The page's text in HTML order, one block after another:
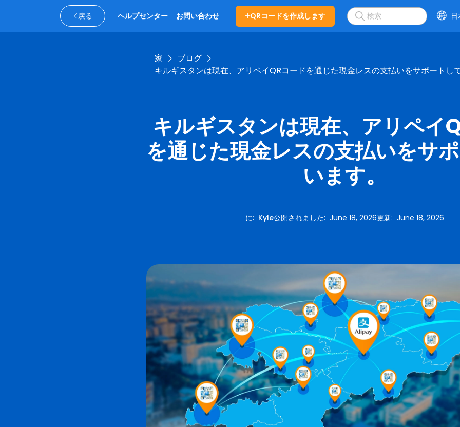
戻る ヘルプセンター お問い合わせ QRコードを作成します
家
ブログ
キルギスタンは現在、アリペイQRコードを通じた現金レスの支払いをサポートし
キルギスタンは現在、アリペイ
を通じた現金レスの支払いをサ
います。
に: Kyle公開されました:June 18, 2026更新:June 18, 2026